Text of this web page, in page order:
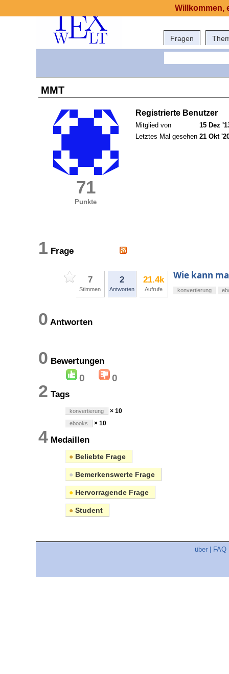
Fragen
MMT
71
Punkte
Registrierte Benutzer
Mitglied von
15 Dez
Letztes Mal gesehen 21 Okt
1 Frage
7
Stimmen
2
Antworten
21.4k
Aufrufe
Wie kann
konvertierung
0 Antworten
0 Bewertungen
0 0
2 Tags
konvertierung × 10
ebooks × 10
4 Medaillen
● Beliebte Frage
● Bemerkenswerte Frage
● Hervorragende Frage
● Student
über FAQ
Willkommen,